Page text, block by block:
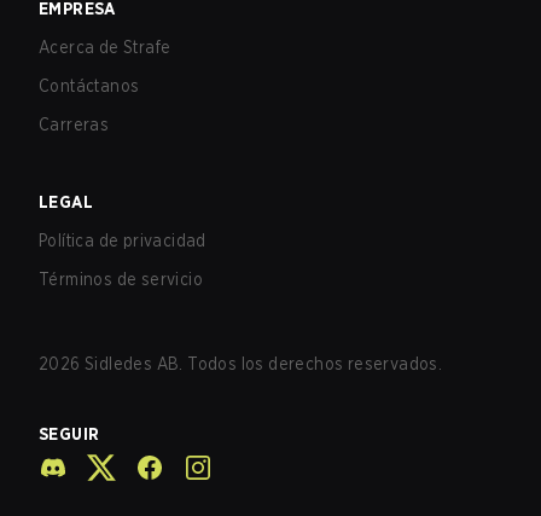
EMPRESA
Acerca de Strafe
Contáctanos
Carreras
LEGAL
Política de privacidad
Términos de servicio
2026 Sidledes AB. Todos los derechos reservados.
SEGUIR